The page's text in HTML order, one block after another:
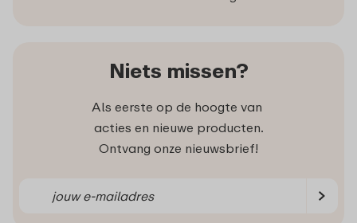
Niets missen?
Als eerste op de hoogte van
acties en nieuwe producten.
Ontvang onze nieuwsbrief!